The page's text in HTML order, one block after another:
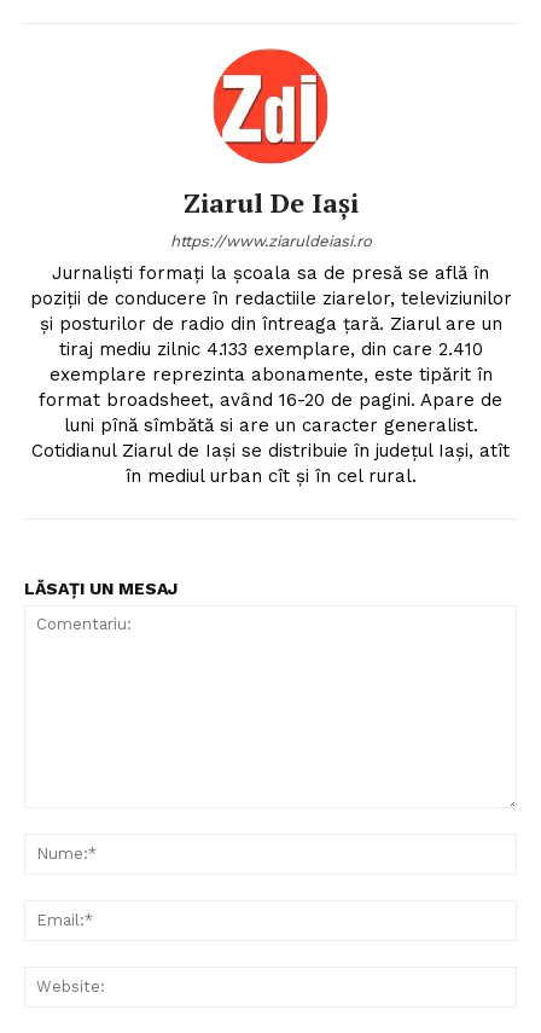
Ziarul De Iași
https://www.ziaruldeiasi.ro
Jurnalişti formaţi la şcoala sa de presă se află în
poziţii de conducere în redactiile ziarelor, televiziunilor
şi posturilor de radio din întreaga ţară. Ziarul are un
tiraj mediu zilnic 4.133 exemplare, din care 2.410
exemplare reprezinta abonamente, este tipărit în
format broadsheet, având 16-20 de pagini. Apare de
luni pînă sîmbătă si are un caracter generalist.
Cotidianul Ziarul de Iaşi se distribuie în judeţul Iaşi, atît
în mediul urban cît şi în cel rural.
LĂSAȚI UN MESAJ